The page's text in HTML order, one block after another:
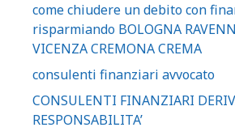
come chiudere un debito con
risparmiando BOLOGNA
VICENZA CREMONA CREMA
consulenti finanziari avvocato
CONSULENTI FINANZIARI
RESPONSABILITA’